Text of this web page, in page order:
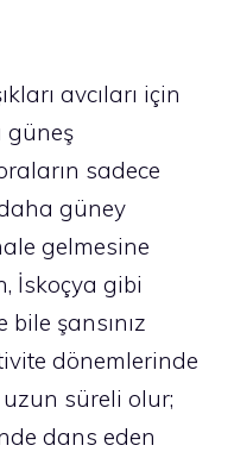
avcıları için
güneş
sadece
güney
gelmesine
İskoçya gibi
şansınız
dönemlerinde
süreli olur;
dans eden